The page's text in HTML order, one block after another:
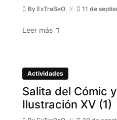
By ExTreBeO 11 de
Leer más
Actividades
Salita del Cómic
Ilustración XV (1)